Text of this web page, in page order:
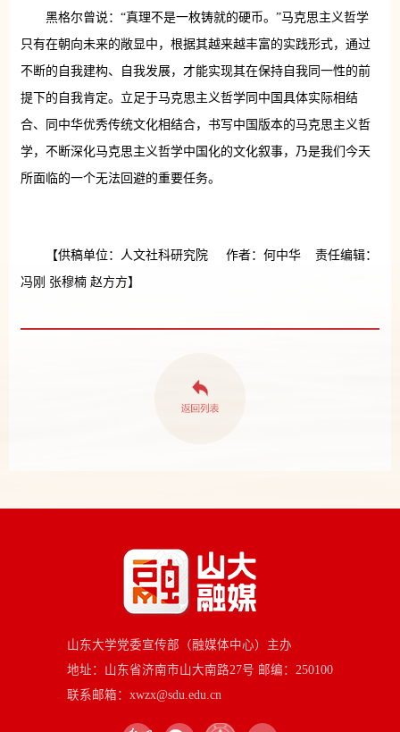
黑格尔曾说：“真理不是一枚铸就的硬币。”马克思主义哲学
只有在朝向未来的敞显中，根据其越来越丰富的实践形式，通过
不断的自我建构、自我发展，才能实现其在保持自我同一性的前
提下的自我肯定。立足于马克思主义哲学同中国具体实际相结
合、同中华优秀传统文化相结合，书写中国版本的马克思主义哲
学，不断深化马克思主义哲学中国化的文化叙事，乃是我们今天
所面临的一个无法回避的重要任务。
【供稿单位：人文社科研究院 作者：何中华 责任编辑：
冯刚 张穆楠 赵方方】
山东大学党委宣传部（融媒体中心）主办
地址：山东省济南市山大南路27号 邮编：250100
联系邮箱：xwzx@sdu.edu.cn